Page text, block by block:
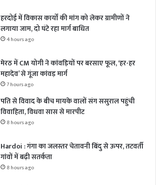
हरदोई में विकास कार्यों की मांग को लेकर ग्रामीणों ने
लगाया जाम, दो घंटे रहा मार्ग बाधित
4 hours ago
मेरठ में CM योगी ने कांवड़ियों पर बरसाए फूल, ‘हर-हर
महादेव’ से गूंजा कांवड़ मार्ग
7 hours ago
पति से विवाद के बीच मायके वालों संग ससुराल पहुंची
विवाहिता, विधवा सास से मारपीट
8 hours ago
Hardoi : गंगा का जलस्तर चेतावनी बिंदु से ऊपर, तटवर्ती
गांवों में बढ़ी सतर्कता
8 hours ago